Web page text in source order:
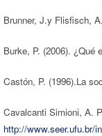
Brunner, J.y Flisfisch,
Burke, P. (2006). ¿Qué
Castón, P. (1996).La
Cavalcanti Simioni, A.
http://www.seer.ufu.br/